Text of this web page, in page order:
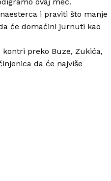
i praviti što manje
će domaćini jurnuti kao
preko Buze, Zukića,
da će najviše